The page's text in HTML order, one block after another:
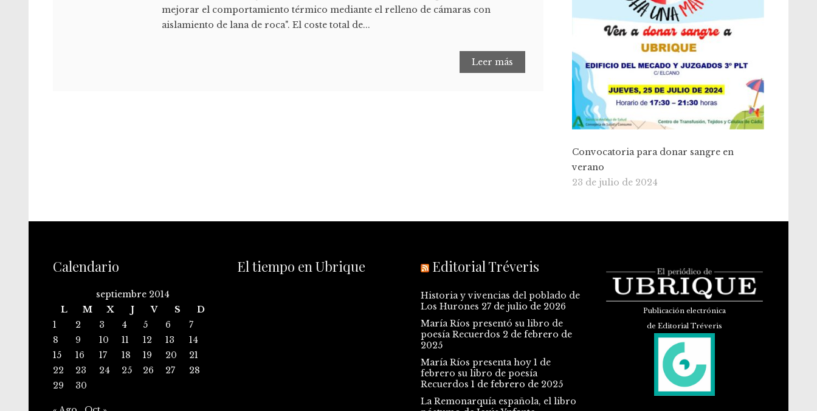
mejorar el comportamiento térmico mediante el relleno de cámaras con
aislamiento de lana de roca". El coste total de...
Leer más
Convocatoria para donar sangre en
verano
23 de julio de 2024
Calendario
septiembre 2014
L
M X J V S
D
1
2 3 4 5 6
7
8
9 10 11 12 13
14
15
16 17 18 19 20
21
22
23 24 25 26 27
28
29
30
El tiempo en Ubrique Editorial Tréveris
Historia y vivencias del poblado de
Los Hurones 27 de julio de 2026
María Ríos presentó su libro de
poesía Recuerdos 2 de febrero de
2025
María Ríos presenta hoy 1 de
febrero su libro de poesía
Recuerdos 1 de febrero de 2025
La Remonarquía española, el libro
Publicación electrónica
de Editorial Tréveris